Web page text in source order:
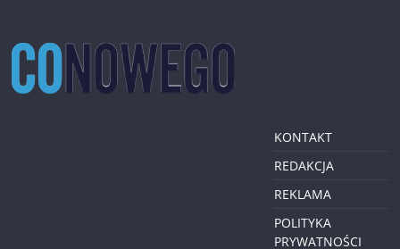
KONTAKT
REDAKCJA
REKLAMA
POLITYKA
PRYWATNOŚCI